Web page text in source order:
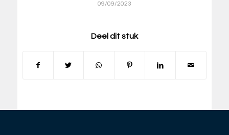
09/09/2023
Deel dit stuk